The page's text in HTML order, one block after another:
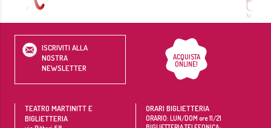
ISCRIVITI ALLA
NOSTRA
NEWSLETTER
ACQUISTA
ONLINE!
TEATRO MARTINITT E
BIGLIETTERIA
ORARI BIGLIETTERIA
ORARIO: LUN/DOM ore 11/21